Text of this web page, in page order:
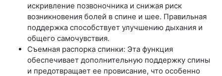
искривление позвоночника и снижая риск
возникновения болей в спине и шее. Правильная
поддержка способствует улучшению дыхания и
общего самочувствия.
Съемная распорка спинки: Эта функция
обеспечивает дополнительную поддержку спины
и предотвращает ее провисание, что особенно